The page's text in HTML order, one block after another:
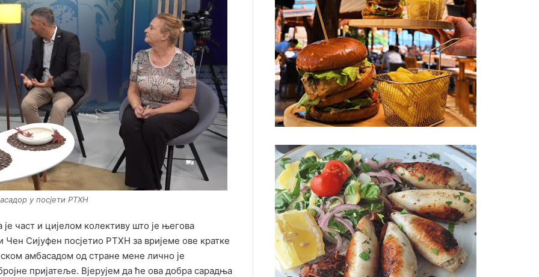
у посјети РТХН
част и цијелом колективу што је његова
Сијуфен посјетио РТХН за вријеме ове кратке
амбасадом од стране мене лично је
пријатеље. Вјерујем да ће ова добра сарадња